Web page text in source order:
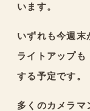
います。
いずれも今週末
ライトアップも
する予定です。
多くのカメラマ